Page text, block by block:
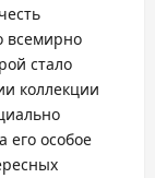
всемирно
стало
коллекции
его особое